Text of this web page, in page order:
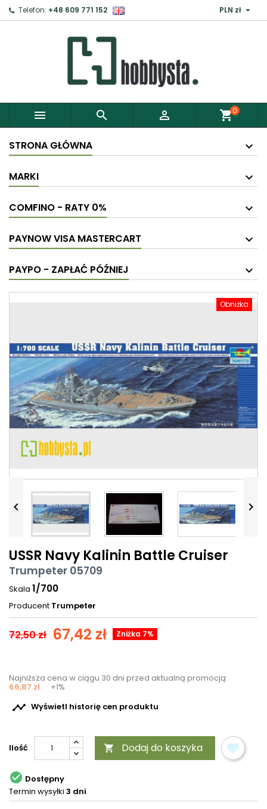
Telefon: +48 609 771 152 PLN zł 
   shopping_cart0
STRONA GŁÓWNA
MARKI
COMFINO - RATY 0%
PAYNOW VISA MASTERCART
PAYPO - ZAPŁAĆ PÓŹNIEJ
Obniżka
 
USSR Navy Kalinin Battle Cruiser
Trumpeter 05709
Skala 1/700
Producent Trumpeter
72,50 zł 67,42 zł Zniżka 7%
Najniższa cena w ciągu 30 dni przed aktualną promocją:
66,87 zł +1%
 Wyświetl historię cen produktu
Ilość  Dodaj do koszyka
 Dostępny
Termin wysyłki 3 dni